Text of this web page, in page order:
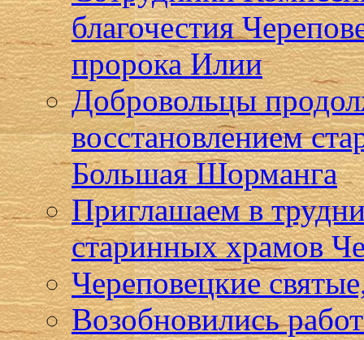
благочестия
пророка Илии
Добровольцы
восстановлением
Большая Шорманга
Приглашаем в
старинных храмов
Череповецкие
Возобновились